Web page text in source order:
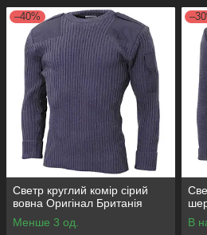
–40%
Светр круглий комір сірий
вовна Оригінал Британія
Менше 3 од.
В